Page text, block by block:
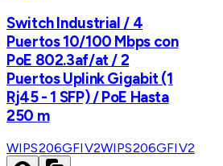
Switch Industrial / 4
Puertos 10/100 Mbps con
PoE 802.3af/at / 2
Puertos Uplink Gigabit (1
Rj45 - 1 SFP) / PoE Hasta
250 m
WIPS206GFIV2WIPS206GFIV2